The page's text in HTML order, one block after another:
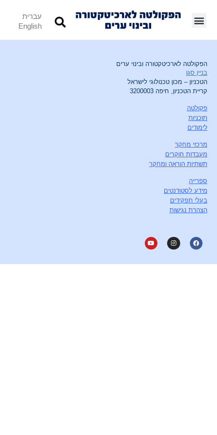
עברית
English
הפקולטה לארכיטקטורה ובינוי ערים
בניין סגו
הטכניון – מכון טכנולוגי לישראל
קריית הטכניון, חיפה 3200003
פקולטה
תוכניות
לימודים
מרכזי מחקר
מעבדות חוקרים
תשתיות הוראה ומחקר
ספרייה
מידע לסטודנטים
בעלי תפקידים
הצהרת נגישות